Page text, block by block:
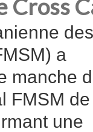
Cross
des
a
manche
FMSM de
une